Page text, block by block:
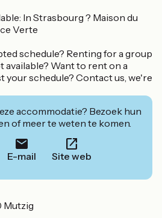
In Strasbourg ? Maison du
Verte
schedule? Renting for a group
available? Want to rent on a
your schedule? Contact us, we're
accommodatie? Bezoek hun
of meer te weten te komen.
E-mail Site web
Mutzig